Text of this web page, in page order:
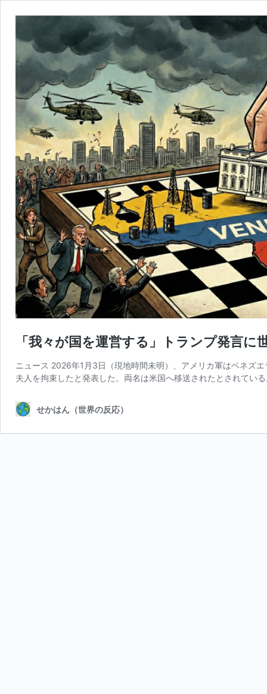
「我々が国を運営する」トランプ発言
ニュース 2026年1月3日（現地時間未明）、アメリカ軍はベネズ
夫人を拘束したと発表した。両名は米国へ移送されたとされてい
せかはん（世界の反応）